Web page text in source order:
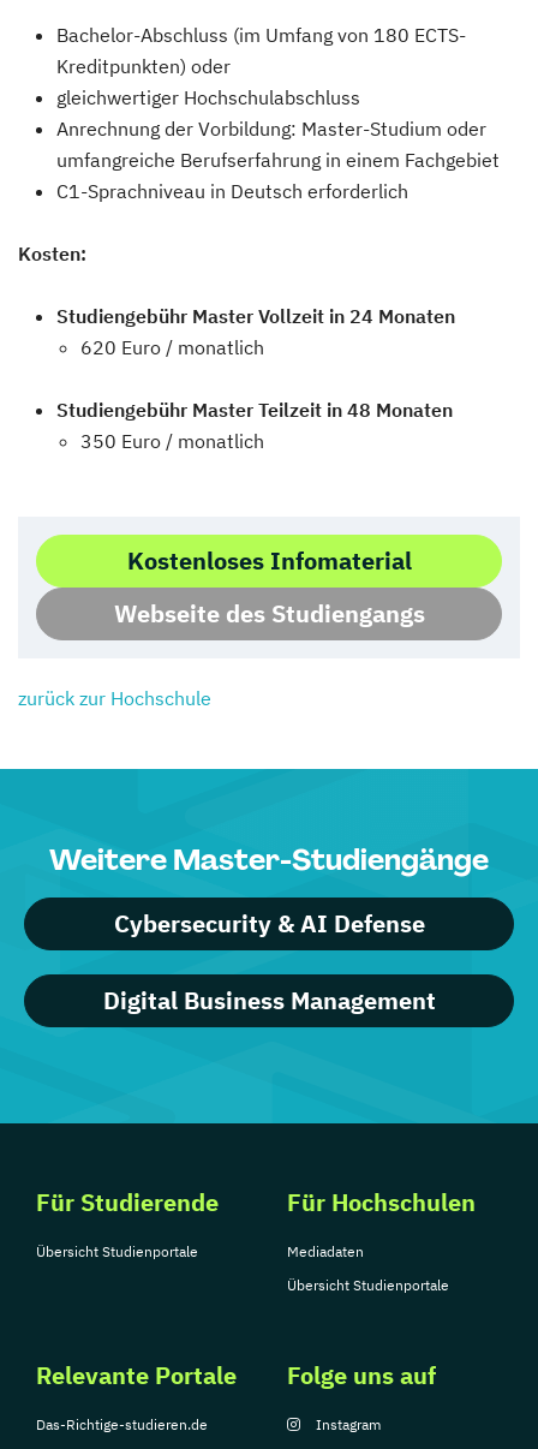
Bachelor-Abschluss (im Umfang von 180 ECTS-
Kreditpunkten) oder
gleichwertiger Hochschulabschluss
Anrechnung der Vorbildung: Master-Studium oder
umfangreiche Berufserfahrung in einem Fachgebiet
C1-Sprachniveau in Deutsch erforderlich
Kosten:
Studiengebühr Master Vollzeit in 24 Monaten
620 Euro / monatlich
Studiengebühr Master Teilzeit in 48 Monaten
350 Euro / monatlich
Kostenloses Infomaterial
Webseite des Studiengangs
zurück zur Hochschule
Weitere Master-Studiengänge
Cybersecurity & AI Defense
Digital Business Management
Für Studierende
Übersicht Studienportale
Für Hochschulen
Mediadaten
Übersicht Studienportale
Relevante Portale
Das-Richtige-studieren.de
Folge uns auf
Instagram